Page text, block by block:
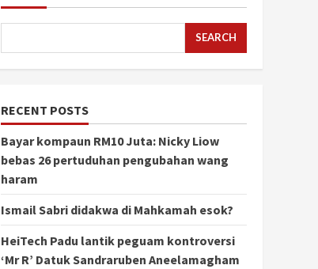
SEARCH
RECENT POSTS
Bayar kompaun RM10 Juta: Nicky Liow
bebas 26 pertuduhan pengubahan wang
haram
Ismail Sabri didakwa di Mahkamah esok?
HeiTech Padu lantik peguam kontroversi
‘Mr R’ Datuk Sandraruben Aneelamagham